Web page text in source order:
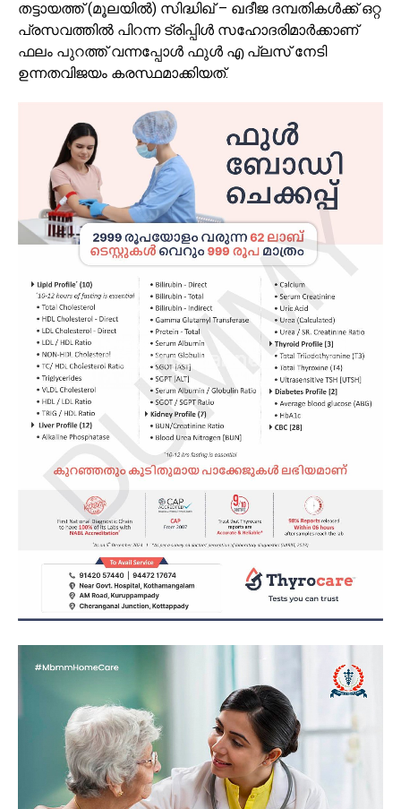
തട്ടായത്ത് (മൂലയില്‍) സിദ്ധിഖ് – ഖദീജ ദമ്പതികള്‍ക്ക് ഒറ്റ
പ്രസവത്തില്‍ പിറന്ന ട്രിപ്പിള്‍ സഹോദരിമാര്‍ക്കാണ്
ഫലം പുറത്ത് വന്നപ്പോള്‍ ഫുള്‍ എ പ്ലസ് നേടി
ഉന്നതവിജയം കരസ്ഥമാക്കിയത്.